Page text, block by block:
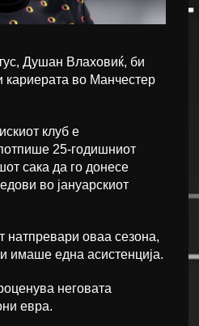
Душан Влаховиќ, би
кариерата во Манчестер
клуб е
25-годишниот
сака да го донесе
во јануарскиот
натпревари оваа сезона,
имаше една асистенција.
неговата
евра.